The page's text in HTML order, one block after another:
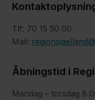
Tlf: 70 15 50 00
Mail:
Åbningstid i
Mandag – torsdag